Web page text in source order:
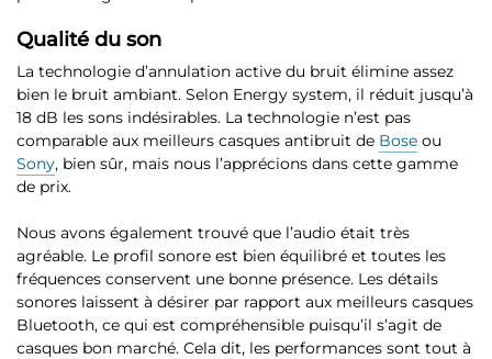
Qualité du son
La technologie d’annulation active du bruit élimine assez
bien le bruit ambiant. Selon Energy system, il réduit jusqu’à
18 dB les sons indésirables. La technologie n’est pas
comparable aux meilleurs casques antibruit de Bose ou
Sony, bien sûr, mais nous l’apprécions dans cette gamme
de prix.
Nous avons également trouvé que l’audio était très
agréable. Le profil sonore est bien équilibré et toutes les
fréquences conservent une bonne présence. Les détails
sonores laissent à désirer par rapport aux meilleurs casques
Bluetooth, ce qui est compréhensible puisqu’il s’agit de
casques bon marché. Cela dit, les performances sont tout à